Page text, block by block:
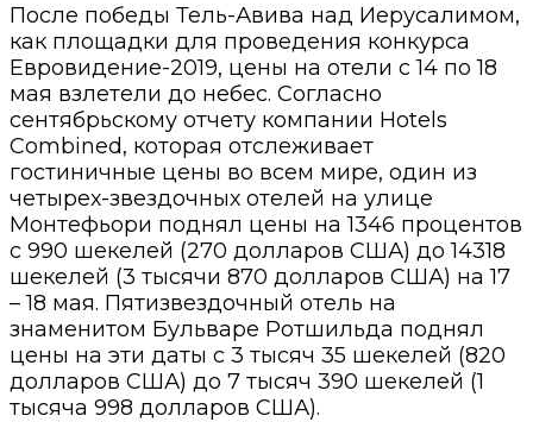
После победы Тель-Авива над Иерусалимом,
как площадки для проведения конкурса
Евровидение-2019, цены на отели с 14 по 18
мая взлетели до небес. Согласно
сентябрьскому отчету компании Hotels
Combined, которая отслеживает
гостиничные цены во всем мире, один из
четырех-звездочных отелей на улице
Монтефьори поднял цены на 1346 процентов
с 990 шекелей (270 долларов США) до 14318
шекелей (3 тысячи 870 долларов США) на 17
– 18 мая. Пятизвездочный отель на
знаменитом Бульваре Ротшильда поднял
цены на эти даты с 3 тысяч 35 шекелей (820
долларов США) до 7 тысяч 390 шекелей (1
тысяча 998 долларов США).